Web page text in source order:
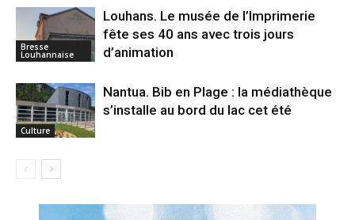
Bresse
Louhannaise
Louhans. Le musée de l’Imprimerie
fête ses 40 ans avec trois jours
d’animation
Culture
Nantua. Bib en Plage : la médiathèque
s’installe au bord du lac cet été